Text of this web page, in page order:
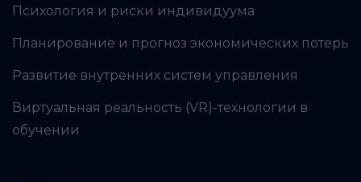
Психология и риски индивидуума
Планирование и прогноз экономических потерь
Развитие внутренних систем управления
Виртуальная реальность (VR)-технологии в
обучении